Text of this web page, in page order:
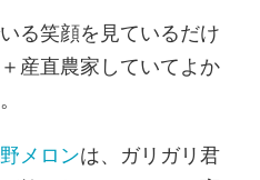
る笑顔を見ているだけ
産直農家していてよか
メロンは、ガリガリ君